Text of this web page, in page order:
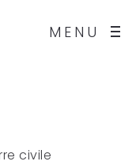
MENU
civile